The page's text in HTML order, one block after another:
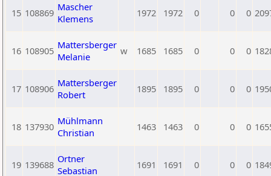
15 108869 Mascher
Klemens
1972 1972 0 0 0
16 108905 Mattersberger
Melanie
w 1685 1685 0 0 0
17 108906 Mattersberger
Robert
1895 1895 0 0 0
18 137930 Mühlmann
Christian
1463 1463 0 0 0
19 139688 Ortner
Sebastian
1691 1691 0 0 0